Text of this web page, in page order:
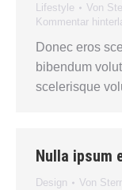
Lifestyle Von
Kommentar
Donec eros
bibendum
scelerisque
Nulla ipsum
Design Von